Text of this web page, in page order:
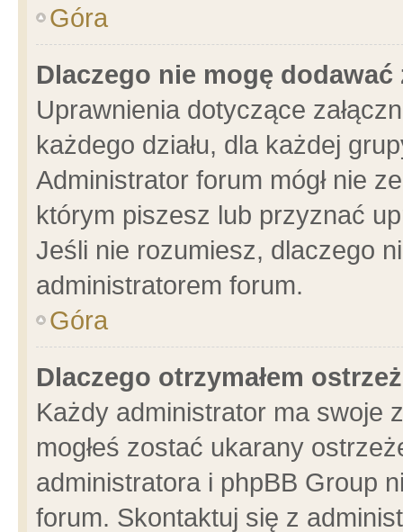
Góra
Dlaczego nie mogę dodawać
Uprawnienia dotyczące
każdego działu, dla każdej
Administrator forum mógł nie
którym piszesz lub przyznać
Jeśli nie rozumiesz, dlaczego
administratorem forum.
Góra
Dlaczego otrzymałem
Każdy administrator ma swoje
mogłeś zostać ukarany
administratora i phpBB Group
forum. Skontaktuj się z